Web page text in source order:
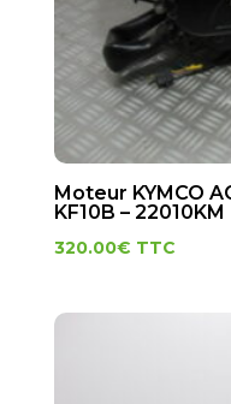
Moteur KYMCO
KF10B – 22010KM
320.00€ TTC